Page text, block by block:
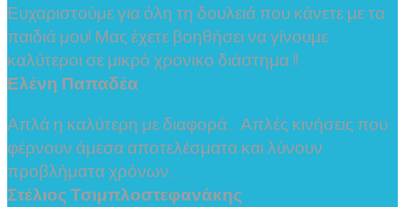
Ευχαριστούμε για όλη τη δουλειά που κάνετε με τα
παιδιά μου! Μας έχετε βοηθήσει να γίνουμε
καλύτεροι σε μικρό χρονικο διάστημα !!
Ελένη Παπαδέα
Απλά η καλύτερη με διαφορά… Απλές κινήσεις που
φέρνουν άμεσα αποτελέσματα και λύνουν
προβλήματα χρόνων…
Στέλιος Τσιμπλοστεφανάκης